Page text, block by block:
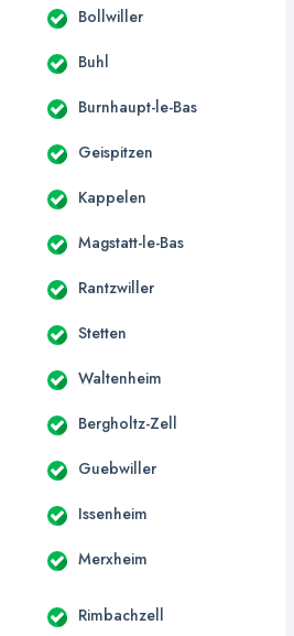
Bollwiller
Buhl
Burnhaupt-le-Bas
Geispitzen
Kappelen
Magstatt-le-Bas
Rantzwiller
Stetten
Waltenheim
Bergholtz-Zell
Guebwiller
Issenheim
Merxheim
Rimbachzell